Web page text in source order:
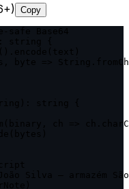
Copy
byte =>
ch =>
Silva — armazém